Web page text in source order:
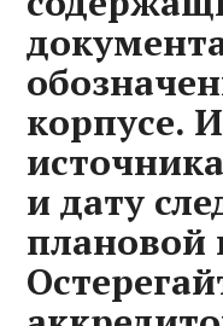
корпусе.
и дату
плановой